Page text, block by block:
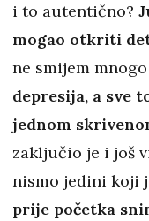
i to autentično?
mogao otkriti
ne smijem
depresija, a sve
jednom
zaključio je i još
nismo jedini koji
prije početka